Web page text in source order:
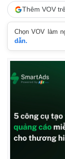
Thêm VOV
Chọn VOV làm
dẫn.